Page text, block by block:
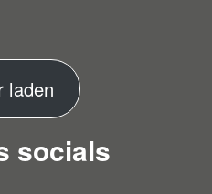
ladenM
e
e
socials